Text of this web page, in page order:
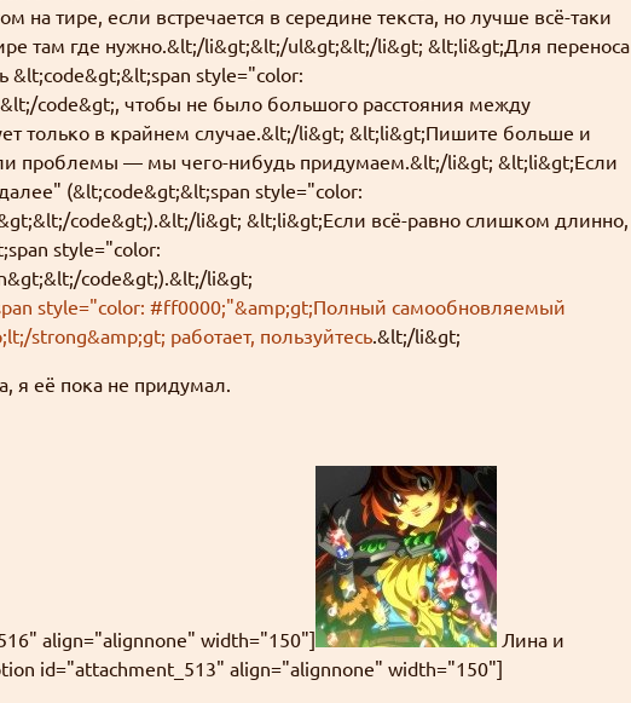
на тире, если встречается в середине текста, но лучше всё-таки
там где нужно.&lt;/li&gt;&lt;/ul&gt;&lt;/li&gt; &lt;li&gt;Для переноса
&lt;code&gt;&lt;span style="color:
code&gt;, чтобы не было большого расстояния между
только в крайнем случае.&lt;/li&gt; &lt;li&gt;Пишите больше и
проблемы — мы чего-нибудь придумаем.&lt;/li&gt; &lt;li&gt;Если
(&lt;code&gt;&lt;span style="color:
code&gt;).&lt;/li&gt; &lt;li&gt;Если всё-равно слишком длинно,
style="color:
code&gt;).&lt;/li&gt;
style="color: #ff0000;"&amp;gt;Полный самообновляемый
strong&amp;gt; работает, пользуйтесь.&lt;/li&gt;
я её пока не придумал.
align="alignnone" width="150"]
Лина и
id="attachment_513" align="alignnone" width="150"]